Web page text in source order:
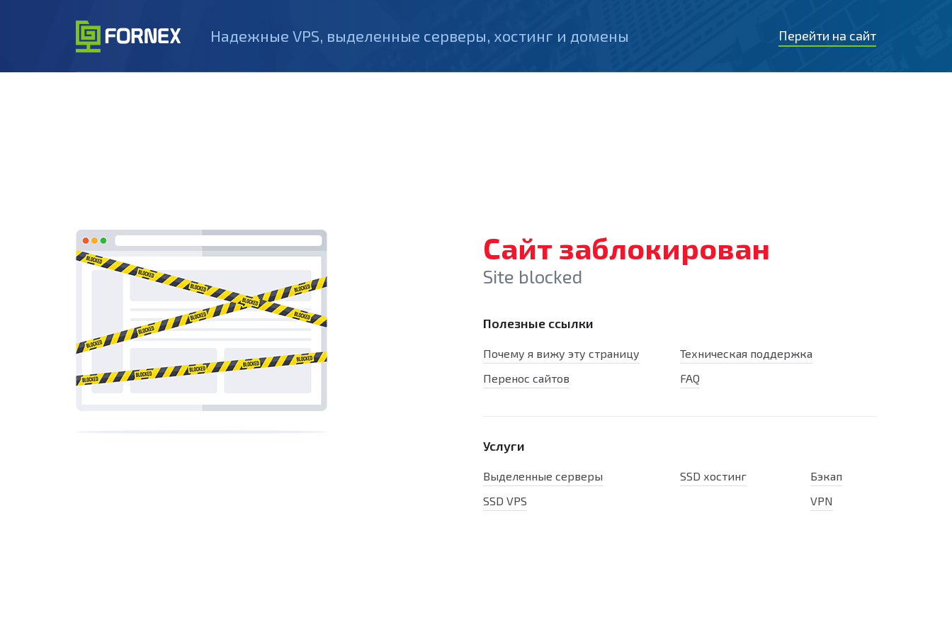
Надежные VPS, выделенные серверы, хостинг и домены Перейти на сайт
Сайт заблокирован
Site blocked
Полезные ссылки
Почему я вижу эту страницу
Перенос сайтов
Техническая поддержка
FAQ
Услуги
Выделенные серверы
SSD VPS
SSD хостинг
Бэкап
VPN